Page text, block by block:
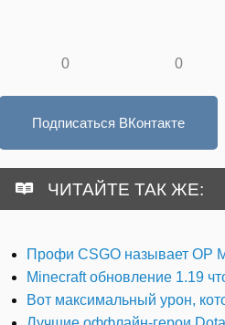
0 0
Подписаться ВКонтакте
ЧИТАЙТЕ ТАК ЖЕ:
Профи CSGO называет OP
Minecraft обновление 1.19
Вот максимальный урон,